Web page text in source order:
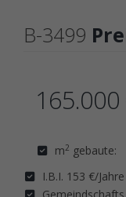
B-3499
165.000
m2 gebaute:
I.B.I. 153 €/Jahre